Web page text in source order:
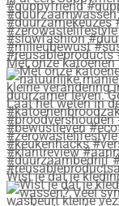
Met onze
Wist je dat je